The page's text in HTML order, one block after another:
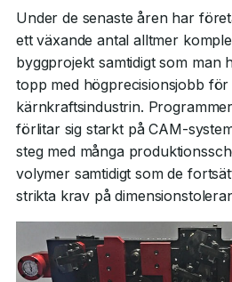
Under de senaste åren har
ett växande antal alltmer
byggprojekt samtidigt som man
topp med högprecisionsjobb
kärnkraftsindustrin.
förlitar sig starkt på CAM-
steg med många
volymer samtidigt som de
strikta krav på